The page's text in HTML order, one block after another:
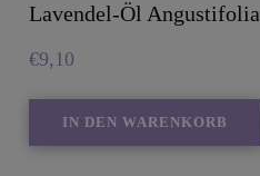
Lavendel-Öl Angustifolia
€9,10
IN DEN WARENKORB